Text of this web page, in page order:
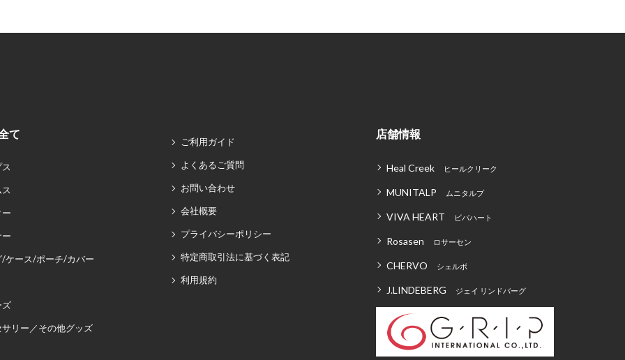
て
/ケース/ポーチ/カバー
ズ
リー／その他グッズ
ご利用ガイド
よくあるご質問
お問い合わせ
会社概要
プライバシーポリシー
特定商取引法に基づく表記
利用規約
店舗情報
Heal Creek ヒールクリーク
MUNITALP ムニタルプ
VIVA HEART ビバハート
Rosasen ロサーセン
CHERVO シェルボ
J.LINDEBERG ジェイ リンドバーグ